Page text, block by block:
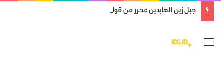
جبل زين العابدين محرر من قوات النظام وميليشياته
القائمة